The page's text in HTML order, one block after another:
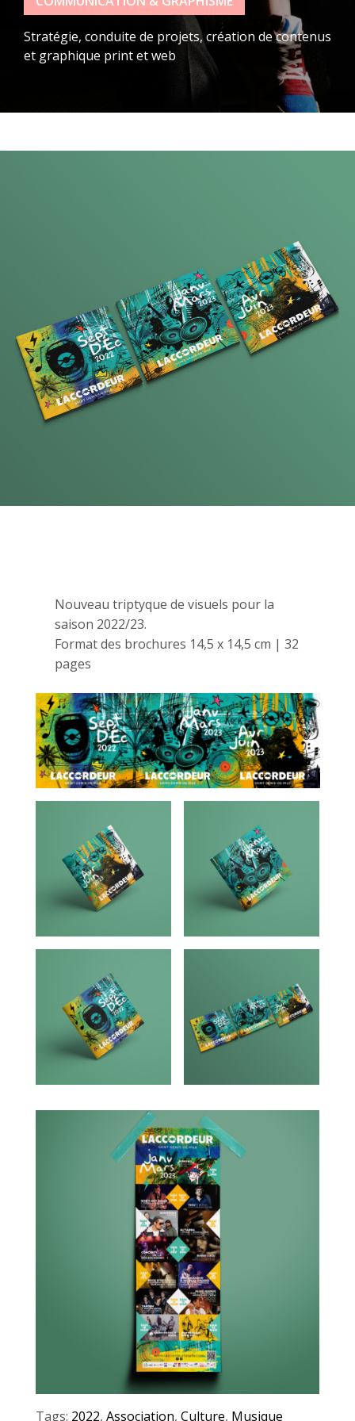
Stratégie, conduite de projets, création de contenus
et graphique print et web
Nouveau triptyque de visuels pour la
saison 2022/23.
Format des brochures 14,5 x 14,5 cm | 32
pages
Tags: 2022, Association, Culture, Musique